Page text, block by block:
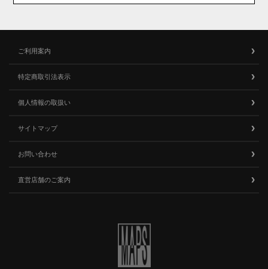
ご利用案内
特定商取引法表示
個人情報の取扱い
サイトマップ
お問い合わせ
直営店舗のご案内